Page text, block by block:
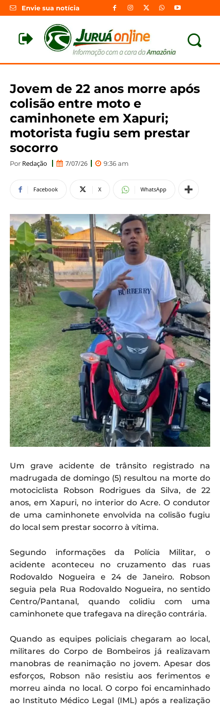
Envie sua notícia
Jovem de 22 anos morre após
colisão entre moto e
caminhonete em Xapuri;
motorista fugiu sem prestar
socorro
Por Redação 7/07/26 9:36 am
Facebook X WhatsApp
Um grave acidente de trânsito registrado na
madrugada de domingo (5) resultou na morte do
motociclista Robson Rodrigues da Silva, de 22
anos, em Xapuri, no interior do Acre. O condutor
de uma caminhonete envolvida na colisão fugiu
do local sem prestar socorro à vítima.
Segundo informações da Polícia Militar, o
acidente aconteceu no cruzamento das ruas
Rodovaldo Nogueira e 24 de Janeiro. Robson
seguia pela Rua Rodovaldo Nogueira, no sentido
Centro/Pantanal, quando colidiu com uma
caminhonete que trafegava na direção contrária.
Quando as equipes policiais chegaram ao local,
militares do Corpo de Bombeiros já realizavam
manobras de reanimação no jovem. Apesar dos
esforços, Robson não resistiu aos ferimentos e
morreu ainda no local. O corpo foi encaminhado
ao Instituto Médico Legal (IML) após a realização